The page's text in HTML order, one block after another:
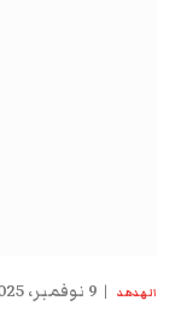
الهدهد 9 نوفمبر، 2025